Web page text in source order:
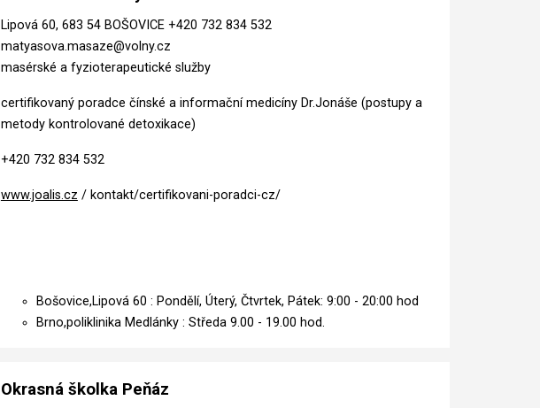
Lipová 60, 683 54 BOŠOVICE +420 732 834 532
matyasova.masaze@volny.cz
masérské a fyzioterapeutické služby
certifikovaný poradce čínské a informační medicíny Dr.Jonáše (postupy a
metody kontrolované detoxikace)
+420 732 834 532
www.joalis.cz / kontakt/certifikovani-poradci-cz/
Bošovice,Lipová 60 : Pondělí, Úterý, Čtvrtek, Pátek: 9:00 - 20:00 hod
Brno,poliklinika Medlánky : Středa 9.00 - 19.00 hod.
Okrasná školka Peňáz